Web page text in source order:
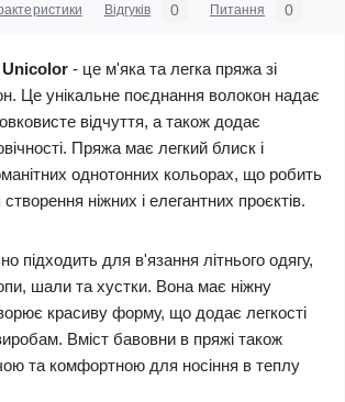
Відгуків 0 Питання 0
- це м'яка та легка пряжа зі
Це унікальне поєднання волокон надає
відчуття, а також додає
Пряжа має легкий блиск і
однотонних кольорах, що робить
ніжних і елегантних проєктів.
підходить для в'язання літнього одягу,
шали та хустки. Вона має ніжну
красиву форму, що додає легкості
Вміст бавовни в пряжі також
та комфортною для носіння в теплу